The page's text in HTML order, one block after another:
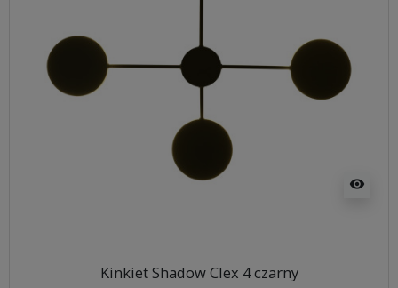
visibility
Kinkiet Shadow Clex 4 czarny